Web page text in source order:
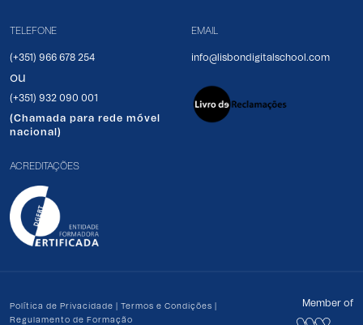
TELEFONE
(+351) 966 678 254
ou
(+351) 932 090 001
(Chamada para rede móvel
nacional)
EMAIL
info@lisbondigitalschool.com
ACREDITAÇÕES
Política de Privacidade Termos e Condições
Regulamento de Formação
Member of